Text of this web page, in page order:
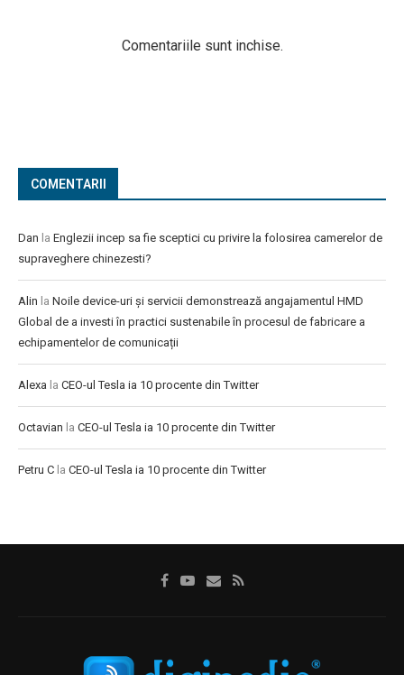
Comentariile sunt inchise.
COMENTARII
Dan la Englezii incep sa fie sceptici cu privire la folosirea camerelor de
supraveghere chinezesti?
Alin la Noile device-uri și servicii demonstrează angajamentul HMD
Global de a investi în practici sustenabile în procesul de fabricare a
echipamentelor de comunicații
Alexa la CEO-ul Tesla ia 10 procente din Twitter
Octavian la CEO-ul Tesla ia 10 procente din Twitter
Petru C la CEO-ul Tesla ia 10 procente din Twitter